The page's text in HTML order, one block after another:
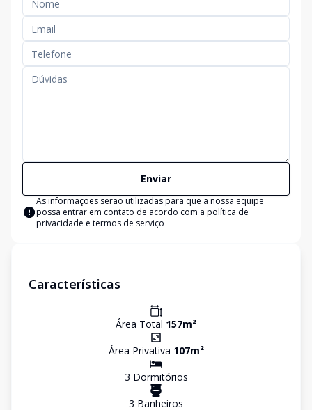
Enviar
As informações serão utilizadas para que a nossa equipe
possa entrar em contato de acordo com a política de
privacidade e termos de serviço
Características
Área Total 157m²
Área Privativa 107m²
3 Dormitórios
3 Banheiros